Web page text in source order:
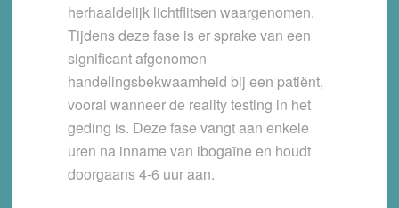
herhaaldelijk lichtflitsen waargenomen.
Tijdens deze fase is er sprake van een
significant afgenomen
handelingsbekwaamheid bij een patiënt,
vooral wanneer de reality testing in het
geding is. Deze fase vangt aan enkele
uren na inname van ibogaïne en houdt
doorgaans 4-6 uur aan.